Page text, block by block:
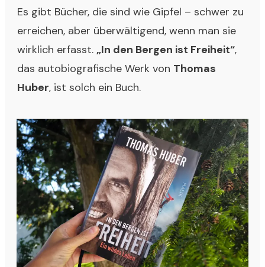
Es gibt Bücher, die sind wie Gipfel – schwer zu
erreichen, aber überwältigend, wenn man sie
wirklich erfasst. „In den Bergen ist Freiheit“,
das autobiografische Werk von Thomas
Huber, ist solch ein Buch.